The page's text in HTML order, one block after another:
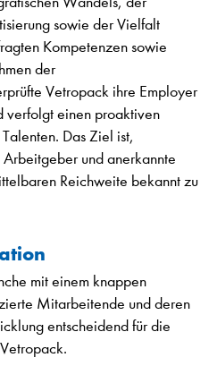
sowie der Vielfalt
Kompetenzen sowie
der
Vetropack ihre Employer
verfolgt einen proaktiven
Das Ziel ist,
und anerkannte
Reichweite bekannt zu
mit einem knappen
Mitarbeitende und deren
entscheidend für die